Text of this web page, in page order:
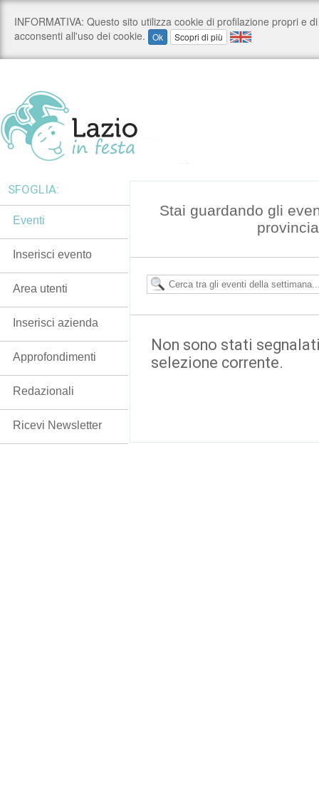
Stai guardando gli
Non sono stati
selezione corrente.
SFOGLIA:
Eventi
Inserisci evento
Area utenti
Inserisci azienda
Approfondimenti
Redazionali
Ricevi Newsletter